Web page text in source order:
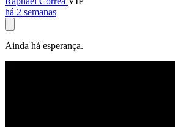
há 2 semanas
Ainda há esperança.